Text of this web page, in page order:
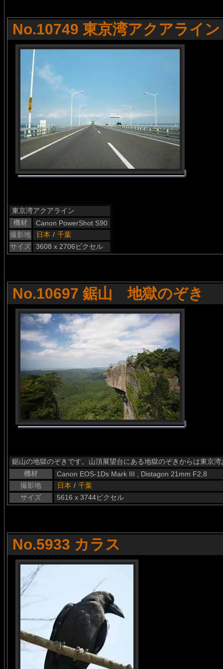
No.10749 東京湾アクアライン
東京湾アクアライン
機材
Canon PowerShot S90
撮影地
日本 / 千葉
サイズ
3608 x 2706ピクセル
No.10697 鋸山 地獄のぞき
鋸山の地獄のぞきです。山頂展望台にある地獄のぞきからは東京
機材
Canon EOS-1Ds Mark III , Distagon 21mm F2,8
撮影地
日本 / 千葉
サイズ
5616 x 3744ピクセル
No.5933 カラス